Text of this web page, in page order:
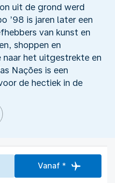
uit de grond werd
’98 is jaren later een
van kunst en
shoppen en
naar het uitgestrekte en
Nações is een
de hectiek in de
Vanaf *